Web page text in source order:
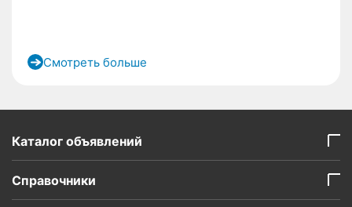
Смотреть больше
Каталог объявлений
Справочники